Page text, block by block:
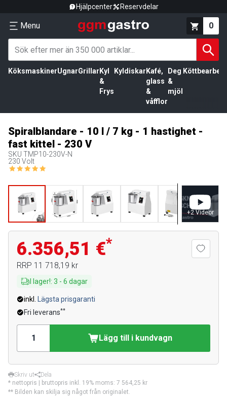
Hjälpcenter Reservdelar
Menu 0
KöksmaskinerUgnarGrillar Kyl
&
Frys
Kyldiskar Kafé,
glass
&
våfflor
Deg
&
mjöl
Spiralblandare - 10 l / 7 kg - 1 hastighet -
fast kittel - 230 V
SKU TMP10-230V-N
230 Volt
+2 Videor
6.356,51 €*
RRP 11 718,19 kr
I lager!: 3 - 6 dagar
inkl.
Lägsta prisgaranti
Fri leverans**
Lägg till i kundvagn
Skriv ut
Dela
* nettopris | bruttopris inkl. 19% moms: 7 564,25 kr
** Bilden kan skilja sig något från originalet.